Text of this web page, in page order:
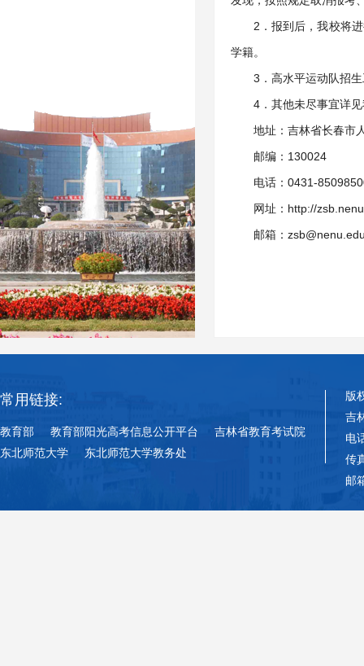
2．报到后，我校将
学籍。
3．高水平运动队招
4．其他未尽事宜详
地址：吉林省长春市
邮编：130024
电话：0431-
网址：http://
邮箱：
常用链接:
教育部 教育部阳光高考信息公开平台
吉林省教育考试院
东北师范大学
东北师范大学教务处
版
吉
电
传
邮